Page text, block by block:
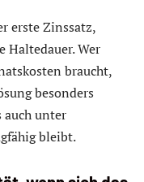
erste Zinssatz,
Haltedauer. Wer
braucht,
besonders
auch unter
bleibt.